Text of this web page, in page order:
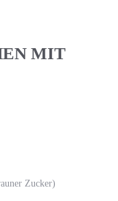
MIT
Zucker)